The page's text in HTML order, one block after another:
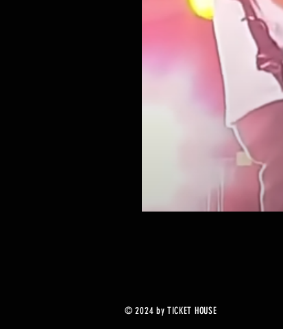
© 2024 by TICKET HOUSE